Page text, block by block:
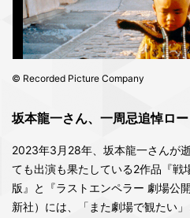
© Recorded Picture Company
坂本龍一さん、一周忌追悼ロ
2023年3月28年、坂本龍一さんが
ても出演も果たしている2作品『戦
版』と『ラストエンペラー 劇場公
新社）には、「また劇場で観たい